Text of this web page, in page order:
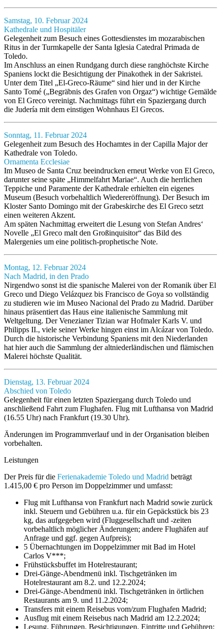
Samstag, 10. Februar 2024
Kathedrale und Hospitäler
Gelegenheit zum Besuch eines Gottesdienstes im mozarabischen
Ritus in der Turmkapelle der Santa Iglesia Catedral Primada de
Toledo.
Im Anschluss an einen Rundgang durch diese ranghöchste Kirche
Spaniens lockt die Besichtigung der Pinakothek in der Sakristei.
Unter dem Titel „El-Greco-Räume“ sind hier und in der Kirche
Santo Tomé („Begräbnis des Grafen von Orgaz“) wichtige Gemälde
von El Greco vereinigt. Nachmittags führt ein Spaziergang durch
die Judería mit dem einstigen Wohnhaus El Grecos.
Sonntag, 11. Februar 2024
Gelegenheit zum Besuch des Hochamtes in der Capilla Major der
Kathedrale von Toledo.
Ornamenta Ecclesiae
Im Museo de Santa Cruz beeindrucken erneut Werke von El Greco,
darunter seine späte „Himmelfahrt Mariae“. Auch die herrlichen
Teppiche und Paramente der Kathedrale erhielten ein eigenes
Museum (Besuch vorbehaltlich Wiedereröffnung). Der Besuch im
Kloster Santo Domingo mit der Grabeskirche des El Greco setzt
einen weiteren Akzent.
Am späten Nachmittag erweitert die Lesung von Stefan Andres‘
Novelle „El Greco malt den Großinquisitor“ das Bild des
Malergenies um eine politisch-prophetische Note.
Montag, 12. Februar 2024
Nach Madrid, in den Prado
Nirgendwo sonst ist die spanische Malerei von der Romanik über El
Greco und Diego Velázquez bis Francisco de Goya so vollständig
zu studieren wie im Museo Nacional del Prado zu Madrid. Darüber
hinaus präsentiert das Haus eine italienische Sammlung mit
Weltgeltung. Der Venezianer Tizian war Hofmaler Karls V. und
Philipps II., viele seiner Werke hingen einst im Alcázar von Toledo.
Durch die historische Verbindung Spaniens mit den Niederlanden
hat hier auch die Sammlung der altniederländischen und flämischen
Malerei höchste Qualität.
Dienstag, 13. Februar 2024
Abschied von Toledo
Gelegenheit für einen letzten Spaziergang durch Toledo und
anschließend Fahrt zum Flughafen. Flug mit Lufthansa von Madrid
(16.55 Uhr) nach Frankfurt (19.30 Uhr).
Änderungen im Programmverlauf und in der Organisation bleiben
vorbehalten.
Leistungen
Der Preis für die Ferienakademie Toledo und Madrid beträgt
1.415,00 € pro Person im Doppelzimmer und umfasst:
Flug mit Lufthansa von Frankfurt nach Madrid sowie zurück
inkl. Steuern und Gebühren u.a. für ein Gepäckstück bis 23
kg, das aufgegeben wird (Fluggesellschaft und -zeiten
vorbehaltlich möglicher Änderungen; andere Flughäfen auf
Anfrage und ggf. gegen Aufpreis);
5 Übernachtungen im Doppelzimmer mit Bad im Hotel
Carlos V***;
Frühstücksbuffet im Hotelrestaurant;
Drei-Gänge-Abendmenü inkl. Tischgetränken im
Hotelrestaurant am 8.2. und 12.2.2024;
Drei-Gänge-Abendmenü inkl. Tischgetränken in örtlichen
Restaurants am 9. und 11.2.2024;
Transfers mit einem Reisebus vom/zum Flughafen Madrid;
Ausflug mit einem Reisebus nach Madrid am 12.2.2024;
Lesung, Führungen, Besichtigungen, Eintritte und Gebühren;